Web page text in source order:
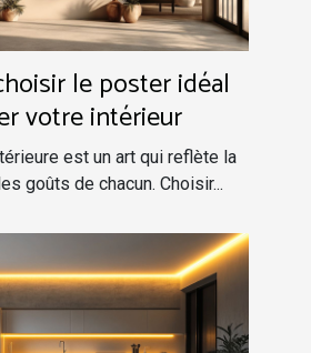
le poster idéal
votre intérieur
est un art qui reflète la
goûts de chacun. Choisir...